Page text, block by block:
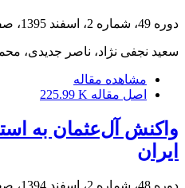
دوره 49، شماره 2، اسفند 1395، صفحه
سعید نجفی نژاد، ناصر جدیدی،
مشاهده مقاله
اصل مقاله 225.99 K
واکنش آل‌عثمان به
ایران